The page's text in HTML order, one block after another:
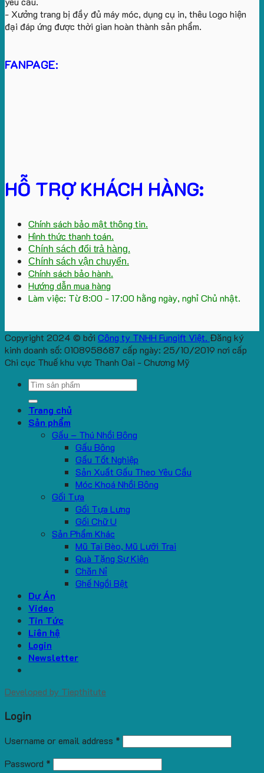
- Xưởng trang bị đầy đủ máy móc, dụng cụ in, thêu logo hiện
đại đáp ứng được thời gian hoàn thành sản phẩm.
FANPAGE:
HỖ TRỢ KHÁCH HÀNG:
Chính sách bảo mật thông tin.
Hình thức thanh toán.
Chính sách đổi trả hàng.
Chính sách vận chuyển.
Chính sách bảo hành.
Hướng dẫn mua hàng
Làm việc: Từ 8:00 - 17:00 hằng ngày, nghỉ Chủ nhật.
Copyright 2024 © bởi Công ty TNHH Fungift Việt. Đăng ký
kinh doanh số: 0108958687 cấp ngày: 25/10/2019 nơi cấp
Chi cục Thuế khu vực Thanh Oai - Chương Mỹ
Search
for:
Trang chủ
Sản phẩm
Gấu – Thú Nhồi Bông
Gấu Bông
Gấu Tốt Nghiệp
Sản Xuất Gấu Theo Yêu Cầu
Móc Khoá Nhồi Bông
Gối Tựa
Gối Tựa Lưng
Gối Chữ U
Sản Phẩm Khác
Mũ Tai Bèo, Mũ Lưỡi Trai
Quà Tặng Sự Kiện
Chăn Nỉ
Ghế Ngồi Bệt
Dự Án
Video
Tin Tức
Liên hệ
Login
Newsletter
Developed by Tiepthitute
Login
Username or email address *
Password *